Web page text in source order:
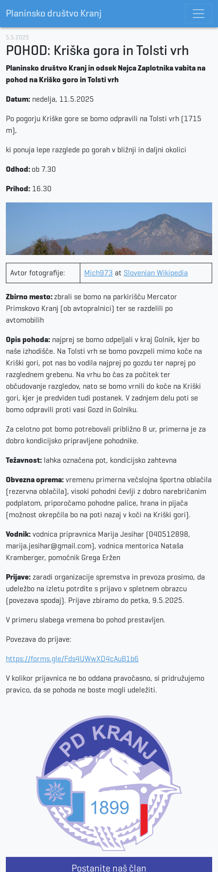
Planinsko društvo Kranj
5.5.2025
POHOD: Kriška gora in Tolsti vrh
Planinsko društvo Kranj in odsek Nejca Zaplotnika vabita na
pohod na Kriško goro in Tolsti vrh
Datum: nedelja, 11.5.2025
Po pogorju Kriške gore se bomo odpravili na Tolsti vrh (1715
m),
ki ponuja lepe razglede po gorah v bližnji in daljni okolici
Odhod: ob 7.30
Prihod: 16.30
Avtor fotografije: Mich973 at Slovenian Wikipedia
Zbirno mesto:zbrali se bomo na parkirišču Mercator
Primskovo Kranj (ob avtopralnici) ter se razdelili po
avtomobilih
Opis pohoda: najprej se bomo odpeljali v kraj Golnik, kjer bo
naše izhodišče. Na Tolsti vrh se bomo povzpeli mimo koče na
Kriški gori, pot nas bo vodila najprej po gozdu ter naprej po
razglednem grebenu. Na vrhu bo čas za počitek ter
občudovanje razgledov, nato se bomo vrnili do koče na Kriški
gori, kjer je predviden tudi postanek. V zadnjem delu poti se
bomo odpravili proti vasi Gozd in Golniku.
Za celotno pot bomo potrebovali približno 8 ur, primerna je za
dobro kondicijsko pripravljene pohodnike.
Težavnost: lahka označena pot, kondicijsko zahtevna
Obvezna oprema: vremenu primerna večslojna športna oblačila
(rezervna oblačila), visoki pohodni čevlji z dobro narebričanim
podplatom, priporočamo pohodne palice, hrana in pijača
(možnost okrepčila bo na poti nazaj v koči na Kriški gori).
Vodnik: vodnica pripravnica Marija Jesihar (040512898,
marija.jesihar@gmail.com), vodnica mentorica Nataša
Kramberger, pomočnik Grega Eržen
Prijave: zaradi organizacije spremstva in prevoza prosimo, da
udeležbo na izletu potrdite s prijavo v spletnem obrazcu
(povezava spodaj). Prijave zbiramo do petka, 9.5.2025.
V primeru slabega vremena bo pohod prestavljen.
Povezava do prijave:
https://forms.gle/Fds4UWwXD4cAuB1b6
V kolikor prijavnica ne bo oddana pravočasno, si pridružujemo
pravico, da se pohoda ne boste mogli udeležiti.
Postanite naš član